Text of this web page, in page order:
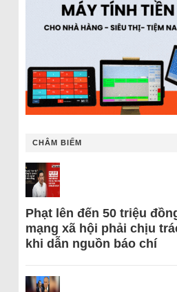
CHÂM BIẾM
Phạt lên đến 50 triệu
mạng xã hội phải chịu
khi dẫn nguồn báo chí